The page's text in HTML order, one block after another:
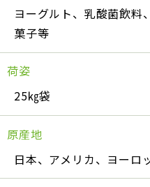
ヨーグルト、乳酸菌飲料
菓子等
荷姿
25㎏袋
原産地
日本、アメリカ、ヨーロ